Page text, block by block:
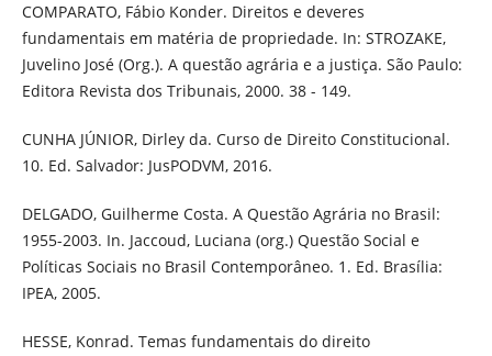
COMPARATO, Fábio Konder. Direitos e deveres
fundamentais em matéria de propriedade. In: STROZAKE,
Juvelino José (Org.). A questão agrária e a justiça. São Paulo:
Editora Revista dos Tribunais, 2000. 38 - 149.
CUNHA JÚNIOR, Dirley da. Curso de Direito Constitucional.
10. Ed. Salvador: JusPODVM, 2016.
DELGADO, Guilherme Costa. A Questão Agrária no Brasil:
1955-2003. In. Jaccoud, Luciana (org.) Questão Social e
Políticas Sociais no Brasil Contemporâneo. 1. Ed. Brasília:
IPEA, 2005.
HESSE, Konrad. Temas fundamentais do direito